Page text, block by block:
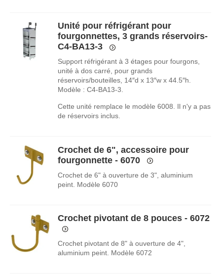
Unité pour réfrigérant pour
fourgonnettes, 3 grands réservoirs-
C4-BA13-3
Support réfrigérant à 3 étages pour fourgons,
unité à dos carré, pour grands
réservoirs/bouteilles, 14″d x 13″w x 44.5″h.
Modèle : C4-BA13-3.
Cette unité remplace le modèle 6008. Il n'y a pas
de réservoirs inclus.
Crochet de 6", accessoire pour
fourgonnette - 6070
Crochet de 6" à ouverture de 3", aluminium
peint. Modèle 6070
Crochet pivotant de 8 pouces - 6072
Crochet pivotant de 8" à ouverture de 4",
aluminium peint. Modèle 6072